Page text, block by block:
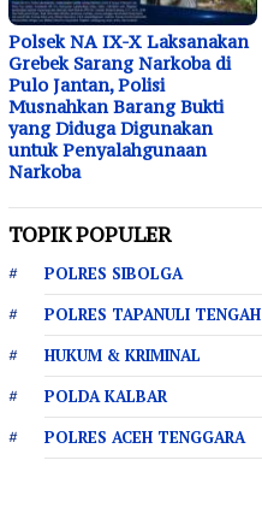
Polsek NA IX-X Laksanakan
Grebek Sarang Narkoba di
Pulo Jantan, Polisi
Musnahkan Barang Bukti
yang Diduga Digunakan
untuk Penyalahgunaan
Narkoba
TOPIK POPULER
POLRES SIBOLGA
POLRES TAPANULI TENGAH
HUKUM & KRIMINAL
POLDA KALBAR
POLRES ACEH TENGGARA